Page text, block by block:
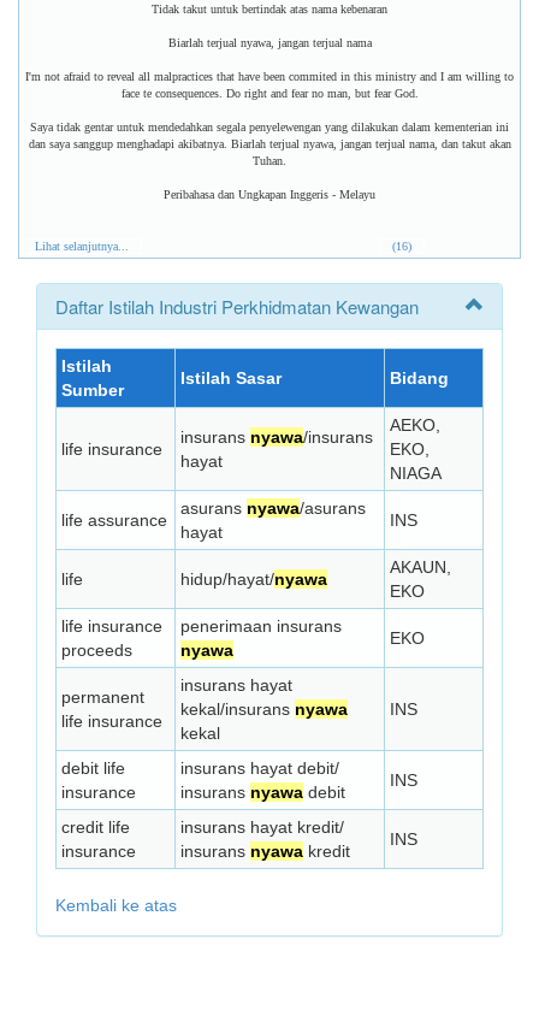
Tidak takut untuk bertindak atas nama kebenaran
Biarlah terjual nyawa, jangan terjual nama
I'm not afraid to reveal all malpractices that have been commited in this ministry and I am willing to
face te consequences. Do right and fear no man, but fear God.
Saya tidak gentar untuk mendedahkan segala penyelewengan yang dilakukan dalam kementerian ini
dan saya sanggup menghadapi akibatnya. Biarlah terjual nyawa, jangan terjual nama, dan takut akan
Tuhan.
Peribahasa dan Ungkapan Inggeris - Melayu
Lihat selanjutnya... (16)
Daftar Istilah Industri Perkhidmatan Kewangan
Istilah
Sumber
Istilah Sasar Bidang
life insurance
insurans nyawa/insurans
hayat
AEKO,
EKO,
NIAGA
life assurance
asurans nyawa/asurans
hayat
INS
life hidup/hayat/nyawa
AKAUN,
EKO
life insurance
proceeds
penerimaan insurans
nyawa
EKO
permanent
life insurance
insurans hayat
kekal/insurans nyawa
kekal
INS
debit life
insurance
insurans hayat debit/
insurans nyawa debit
INS
credit life
insurance
insurans hayat kredit/
insurans nyawa kredit
INS
Kembali ke atas